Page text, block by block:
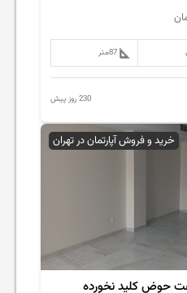
87متر
230 روز پیش
خرید و فروش آپارتمان در تهران